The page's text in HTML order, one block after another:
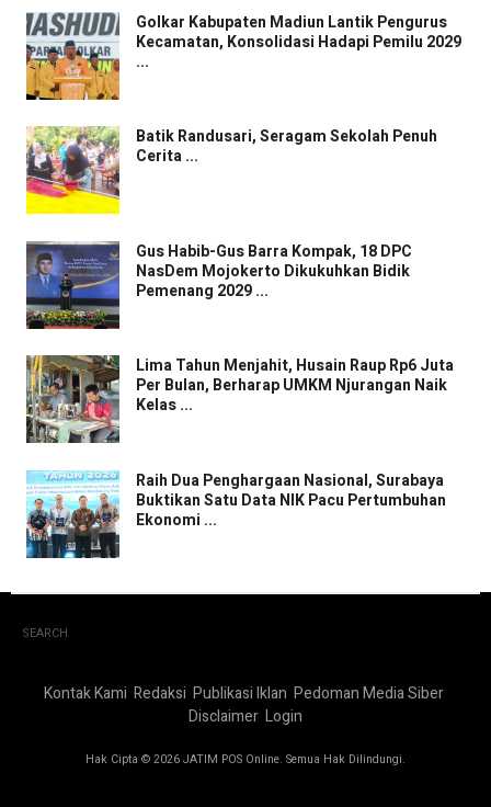
Golkar Kabupaten Madiun Lantik Pengurus
Kecamatan, Konsolidasi Hadapi Pemilu 2029
...
Batik Randusari, Seragam Sekolah Penuh
Cerita ...
Gus Habib-Gus Barra Kompak, 18 DPC
NasDem Mojokerto Dikukuhkan Bidik
Pemenang 2029 ...
Lima Tahun Menjahit, Husain Raup Rp6 Juta
Per Bulan, Berharap UMKM Njurangan Naik
Kelas ...
Raih Dua Penghargaan Nasional, Surabaya
Buktikan Satu Data NIK Pacu Pertumbuhan
Ekonomi ...
SEARCH
Kontak Kami Redaksi Publikasi Iklan Pedoman Media Siber
Disclaimer Login
Hak Cipta © 2026 JATIM POS Online. Semua Hak Dilindungi.